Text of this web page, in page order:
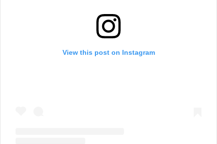
View this post on Instagram